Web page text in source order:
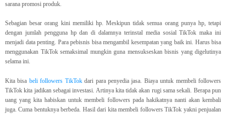
sarana promosi produk.
Sebagian besar orang kini memiliki hp. Meskipun tidak semua orang punya hp, tetapi
dengan jumlah pengguna hp dan di dalamnya terinstal media sosial TikTok maka ini
menjadi data penting. Para pebisnis bisa mengambil kesempatan yang baik ini. Harus bisa
menggunakan TikTok semaksimal mungkin guna mensukseskan bisnis yang digelutinya
selama ini.
Kita bisa beli followers TikTokdari para penyedia jasa. Biaya untuk membeli followers
TikTok kita jadikan sebagai investasi. Artinya kita tidak akan rugi sama sekali. Berapa pun
uang yang kita habiskan untuk membeli followers pada hakikatnya nanti akan kembali
juga. Cuma bentuknya berbeda. Hasil dari kita membeli followers TikTok yakni penjualan